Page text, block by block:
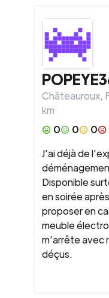
Châteauroux,
km
0
0 0
J'ai déjà de
Disponible
en soirée
proposer en
meuble
m’arrête avec
déçus.